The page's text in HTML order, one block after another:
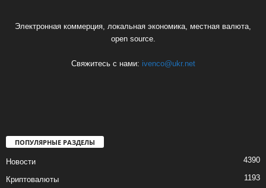
Электронная коммерция, локальная экономика, местная валюта,
open source.
Свяжитесь с нами: ivenco@ukr.net
ПОПУЛЯРНЫЕ РАЗДЕЛЫ
Новости 4390
Криптовалюты 1193